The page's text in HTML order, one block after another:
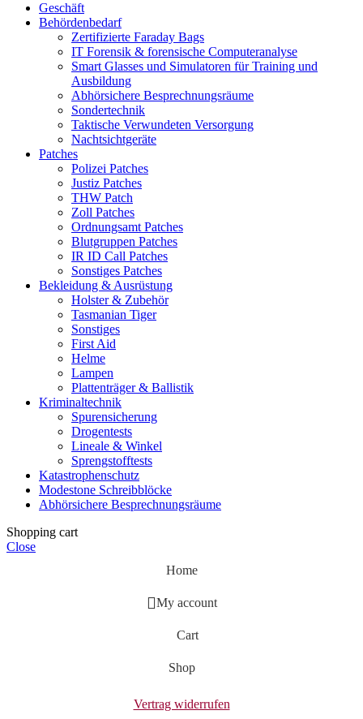
Geschäft
Behördenbedarf
Zertifizierte Faraday Bags
IT Forensik & forensische Computeranalyse
Smart Glasses und Simulatoren für Training und
Ausbildung
Abhörsichere Besprechnungsräume
Sondertechnik
Taktische Verwundeten Versorgung
Nachtsichtgeräte
Patches
Polizei Patches
Justiz Patches
THW Patch
Zoll Patches
Ordnungsamt Patches
Blutgruppen Patches
IR ID Call Patches
Sonstiges Patches
Bekleidung & Ausrüstung
Holster & Zubehör
Tasmanian Tiger
Sonstiges
First Aid
Helme
Lampen
Plattenträger & Ballistik
Kriminaltechnik
Spurensicherung
Drogentests
Lineale & Winkel
Sprengstofftests
Katastrophenschutz
Modestone Schreibblöcke
Abhörsichere Besprechnungsräume
Shopping cart
Close
Home
My account
Cart
Shop
Vertrag widerrufen